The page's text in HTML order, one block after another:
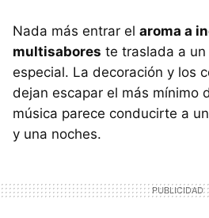
Nada más entrar el aroma a
multisabores te traslada a
especial. La decoración y los
dejan escapar el más mínimo
música parece conducirte a
y una noches.